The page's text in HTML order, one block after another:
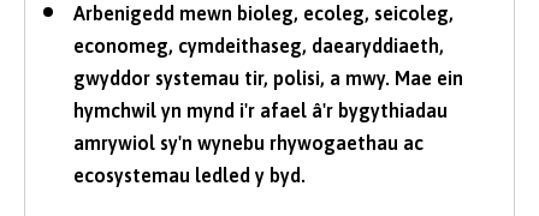
Arbenigedd mewn bioleg, ecoleg, seicoleg,
economeg, cymdeithaseg, daearyddiaeth,
gwyddor systemau tir, polisi, a mwy. Mae ein
hymchwil yn mynd i'r afael â'r bygythiadau
amrywiol sy'n wynebu rhywogaethau ac
ecosystemau ledled y byd.